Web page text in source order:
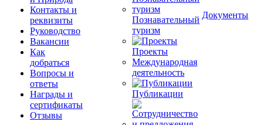
Контакты и
реквизиты
Руководство
Вакансии
Как
добраться
Вопросы и
ответы
Награды и
сертификаты
Отзывы
Познавательный
туризм
Проекты
Международная
деятельность
Публикации
Документы